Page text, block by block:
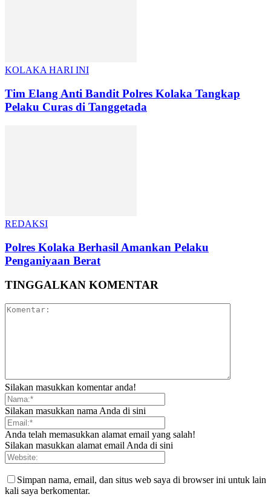
KOLAKA HARI INI
Tim Elang Anti Bandit Polres Kolaka Tangkap
Pelaku Curas di Tanggetada
REDAKSI
Polres Kolaka Berhasil Amankan Pelaku
Penganiyaan Berat
TINGGALKAN KOMENTAR
Silakan masukkan komentar anda!
Silakan masukkan nama Anda di sini
Anda telah memasukkan alamat email yang salah!
Silakan masukkan alamat email Anda di sini
Simpan nama, email, dan situs web saya di browser ini untuk lain
kali saya berkomentar.